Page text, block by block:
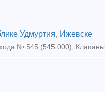
Удмуртия, Ижевске